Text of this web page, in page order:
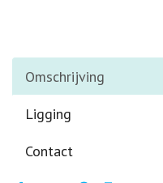
Omschrijving
Ligging
Contact